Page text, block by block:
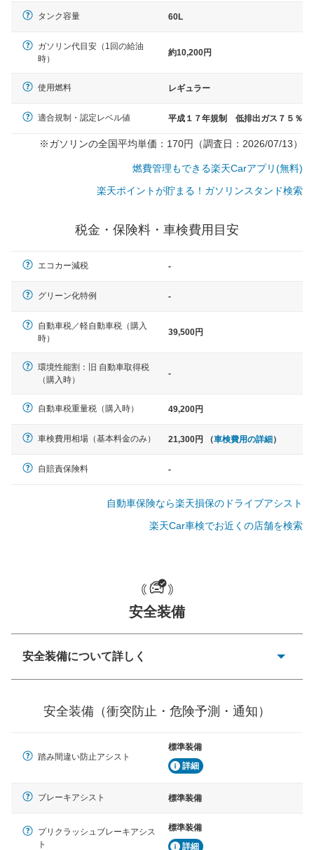
一般的な車体のサイズの目安
軽自動車
ノア、セレナ、プリウス、カロー
大型車
一般的な荷物のサイズの目安
タンク容量 60L
ガソリン代目安（1回の給油
時）
約10,200円
使用燃料 レギュラー
適合規制・認定レベル値 平成１７年規制 低排出ガス７５％
※ガソリンの全国平均単価：170円（調査日：2026/07/13）
燃費管理もできる楽天Carアプリ(無料)
楽天ポイントが貯まる！ガソリンスタンド検索
税金・保険料・車検費用目安
エコカー減税 -
グリーン化特例 -
自動車税／軽自動車税（購入
時）
39,500円
環境性能割：旧 自動車取得税
（購入時）
-
自動車税重量税（購入時） 49,200円
車検費用相場（基本料金のみ） 21,300円 （車検費用の詳細）
自賠責保険料 -
自動車保険なら楽天損保のドライブアシスト
楽天Car車検でお近くの店舗を検索
安全装備
安全装備について詳しく
ーキアシスト、ABSなどが装備されています。
見えにくい場所に潜む危険を予測・通知するためのシス
テムなどが装備されています。
車線逸脱防止
安全装備（衝突防止・危険予測・通知）
踏み間違い防止アシスト
標準装備
詳細
ブレーキアシスト 標準装備
プリクラッシュブレーキアシス
ト
標準装備
詳細